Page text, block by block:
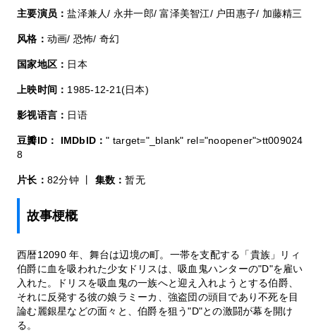
主要演员：盐泽兼人/ 永井一郎/ 富泽美智江/ 户田惠子/ 加藤精三
风格： 动画/ 恐怖/ 奇幻
国家地区： 日本
上映时间： 1985-12-21(日本)
影视语言： 日语
豆瓣ID： IMDbID：" target="_blank" rel="noopener">tt009024
8
片长： 82分钟 丨 集数：暂无
故事梗概
西暦12090 年、舞台は辺境の町。一帯を支配する「貴族」リィ
伯爵に血を吸われた少女ドリスは、吸血鬼ハンターの"D"を雇い
入れた。ドリスを吸血鬼の一族へと迎え入れようとする伯爵、
それに反発する彼の娘ラミーカ、強盗団の頭目であり不死を目
論む麗銀星などの面々と、伯爵を狙う"D"との激闘が幕を開け
る。